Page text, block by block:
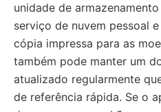
unidade de
serviço de nuvem pessoal
cópia impressa para as
também pode manter um
atualizado regularmente
de referência rápida. Se o